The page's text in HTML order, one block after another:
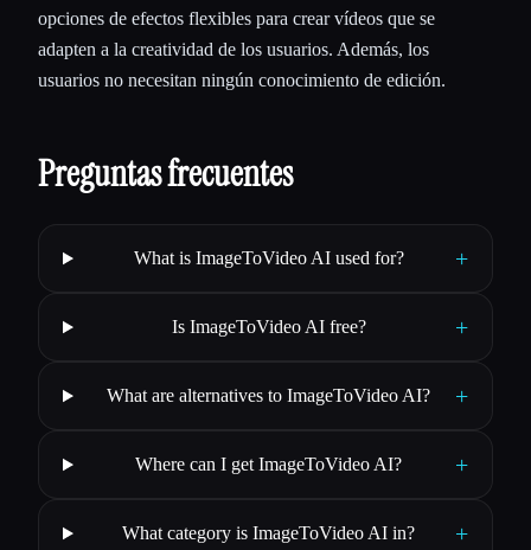
opciones de efectos flexibles para crear vídeos que se
adapten a la creatividad de los usuarios. Además, los
usuarios no necesitan ningún conocimiento de edición.
Preguntas frecuentes
What is ImageToVideo AI used for? +
Is ImageToVideo AI free? +
What are alternatives to ImageToVideo AI? +
Where can I get ImageToVideo AI? +
What category is ImageToVideo AI in? +